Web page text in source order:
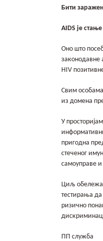
Бити заражен
AIDS је
Оно што
законодавне
HIV
Свим
из домена
У
пригодна
стеченог
самоуправе и
Циљ
тестирања да
ризично
ПП служба